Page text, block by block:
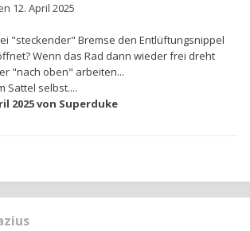
12. April 2025
"steckender" Bremse den Entlüftungsnippel
Wenn das Rad dann wieder frei dreht
"nach oben" arbeiten...
Sattel selbst....
2025von Superduke